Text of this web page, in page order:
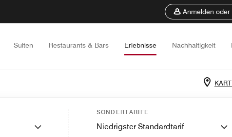
Anmelden
Suiten Restaurants & Bars Erlebnisse Nachhaltigkeit
SONDERTARIFE
Niedrigster Standardtarif